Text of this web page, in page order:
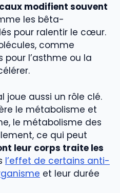
modifient souvent
les bêta-
pour ralentir le cœur.
comme
l’asthme ou la
joue aussi un rôle clé.
le métabolisme et
le métabolisme des
ce qui peut
leur corps traite les
l’effet de certains anti-
et leur durée